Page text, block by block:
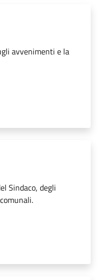
avvenimenti e la
Sindaco, degli